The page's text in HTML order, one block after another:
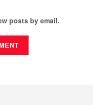
posts by email.